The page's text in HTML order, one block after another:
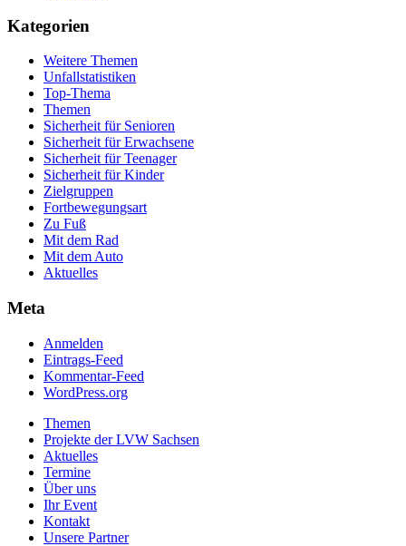
Kategorien
Weitere Themen
Unfallstatistiken
Top-Thema
Themen
Sicherheit für Senioren
Sicherheit für Erwachsene
Sicherheit für Teenager
Sicherheit für Kinder
Zielgruppen
Fortbewegungsart
Zu Fuß
Mit dem Rad
Mit dem Auto
Aktuelles
Meta
Anmelden
Eintrags-Feed
Kommentar-Feed
WordPress.org
Themen
Projekte der LVW Sachsen
Aktuelles
Termine
Über uns
Ihr Event
Kontakt
Unsere Partner